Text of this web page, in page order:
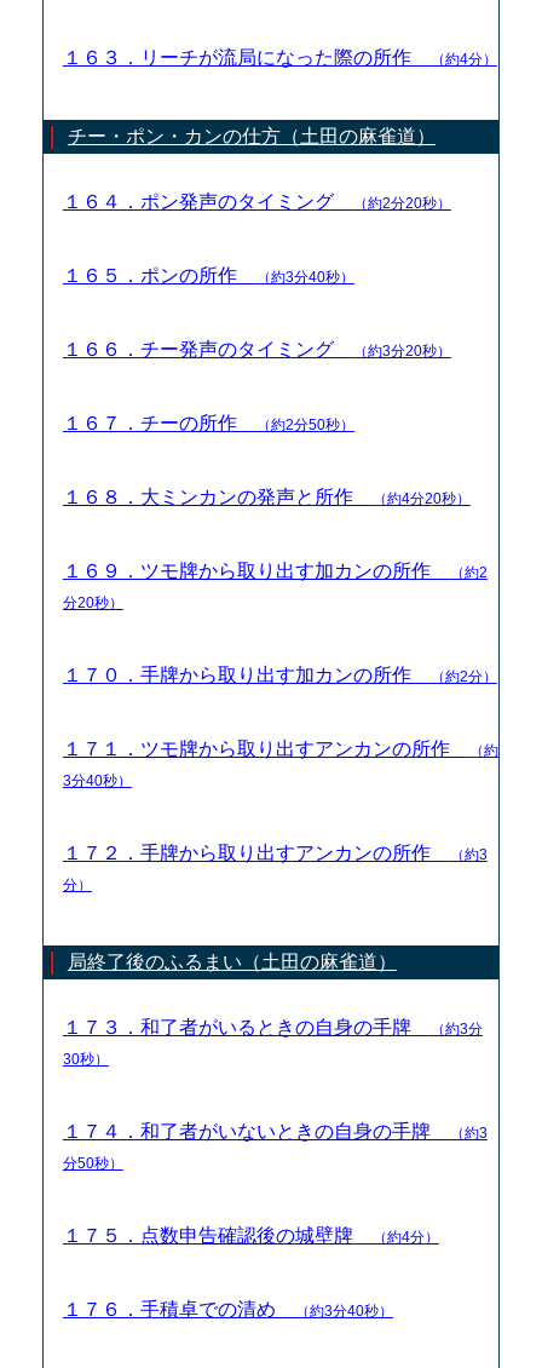
１６３．リーチが流局になった際の所作 （約4分）
チー・ポン・カンの仕方（土田の麻雀道）
１６４．ポン発声のタイミング （約2分20秒）
１６５．ポンの所作 （約3分40秒）
１６６．チー発声のタイミング （約3分20秒）
１６７．チーの所作 （約2分50秒）
１６８．大ミンカンの発声と所作 （約4分20秒）
１６９．ツモ牌から取り出す加カンの所作
（約2
分20秒）
１７０．手牌から取り出す加カンの所作 （約2分）
１７１．ツモ牌から取り出すアンカンの所作
（約
3分40秒）
１７２．手牌から取り出すアンカンの所作
（約3
分）
局終了後のふるまい（土田の麻雀道）
１７３．和了者がいるときの自身の手牌
（約3分
30秒）
１７４．和了者がいないときの自身の手牌
（約3
分50秒）
１７５．点数申告確認後の城壁牌 （約4分）
１７６．手積卓での清め （約3分40秒）